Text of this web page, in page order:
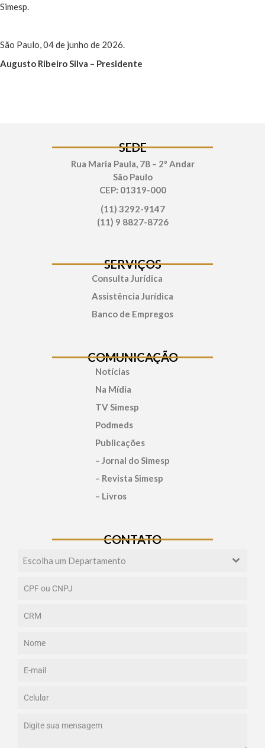
Simesp.
São Paulo, 04 de junho de 2026.
Augusto Ribeiro Silva – Presidente
SEDE
Rua Maria Paula, 78 – 2º Andar
São Paulo
CEP: 01319-000
(11) 3292-9147
(11) 9 8827-8726
SERVIÇOS
Consulta Jurídica
Assistência Jurídica
Banco de Empregos
COMUNICAÇÃO
Notícias
Na Mídia
TV Simesp
Podmeds
Publicações
– Jornal do Simesp
– Revista Simesp
– Livros
CONTATO
Escolha um Departamento